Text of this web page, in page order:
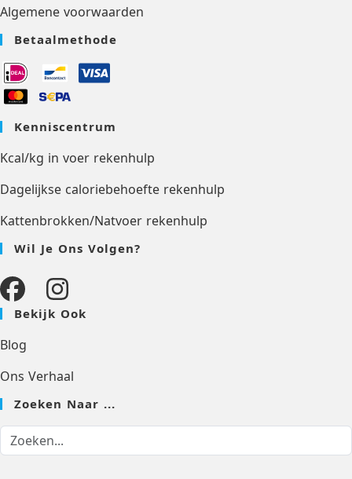
Algemene voorwaarden
Betaalmethode
Kenniscentrum
Kcal/kg in voer rekenhulp
Dagelijkse caloriebehoefte rekenhulp
Kattenbrokken/Natvoer rekenhulp
Wil Je Ons Volgen?
Bekijk Ook
Blog
Ons Verhaal
Zoeken Naar ...